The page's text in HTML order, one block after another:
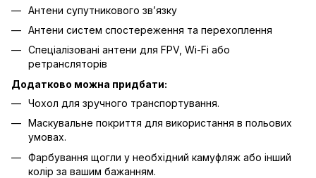
Антени супутникового зв’язку
Антени систем спостереження та перехоплення
Спеціалізовані антени для FPV, Wi-Fi або
ретрансляторів
Додатково можна придбати:
Чохол для зручного транспортування.
Маскувальне покриття для використання в польових
умовах.
Фарбування щогли у необхідний камуфляж або інший
колір за вашим бажанням.